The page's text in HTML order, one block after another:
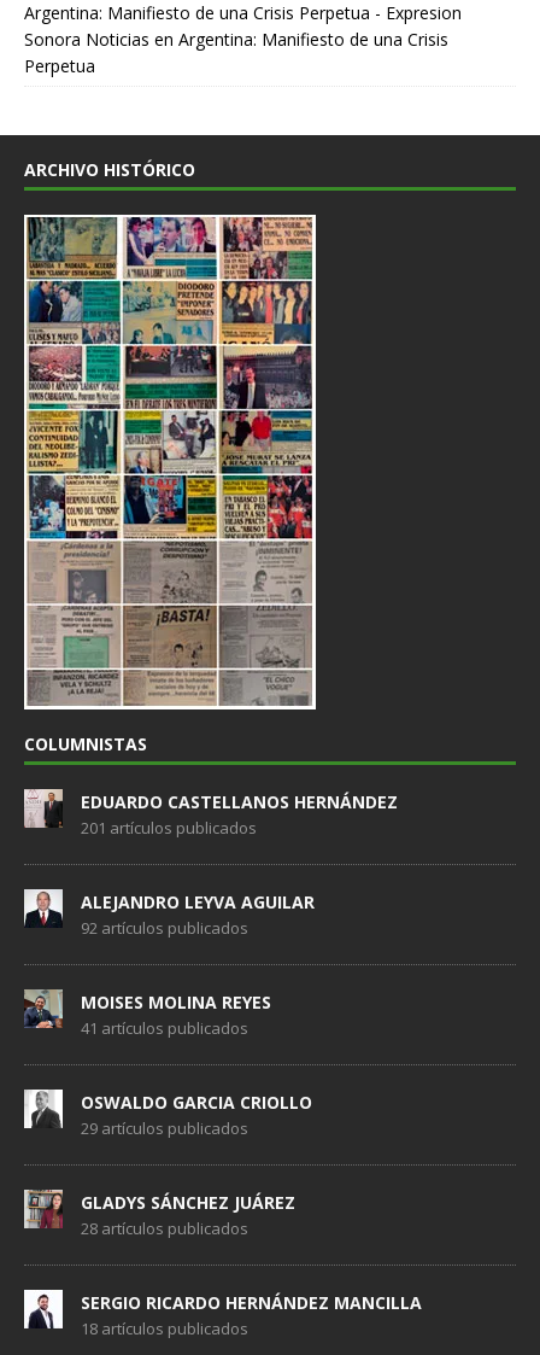
Argentina: Manifiesto de una Crisis Perpetua - Expresion
Sonora Noticias en Argentina: Manifiesto de una Crisis
Perpetua
ARCHIVO HISTÓRICO
COLUMNISTAS
EDUARDO CASTELLANOS HERNÁNDEZ
201 artículos publicados
ALEJANDRO LEYVA AGUILAR
92 artículos publicados
MOISES MOLINA REYES
41 artículos publicados
OSWALDO GARCIA CRIOLLO
29 artículos publicados
GLADYS SÁNCHEZ JUÁREZ
28 artículos publicados
SERGIO RICARDO HERNÁNDEZ MANCILLA
18 artículos publicados